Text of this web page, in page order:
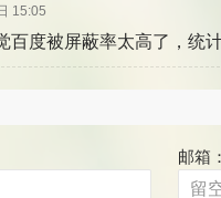
15:05
百度被屏蔽率太高了，统
邮箱：